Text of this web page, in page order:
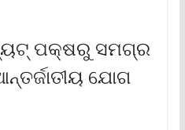
ପକ୍ଷରୁ ସମଗ୍ର
ଯୋଗ